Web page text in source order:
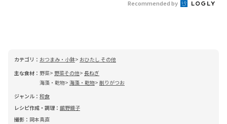
Recommended by
カテゴリ： おつまみ・小鉢
おひたし その他
主な食材： 野菜 野菜その他 長ねぎ
海藻・乾物 海藻・乾物 削りがつお
ジャンル： 和食
レシピ作成・調理： 舘野鏡子
撮影： 岡本真直